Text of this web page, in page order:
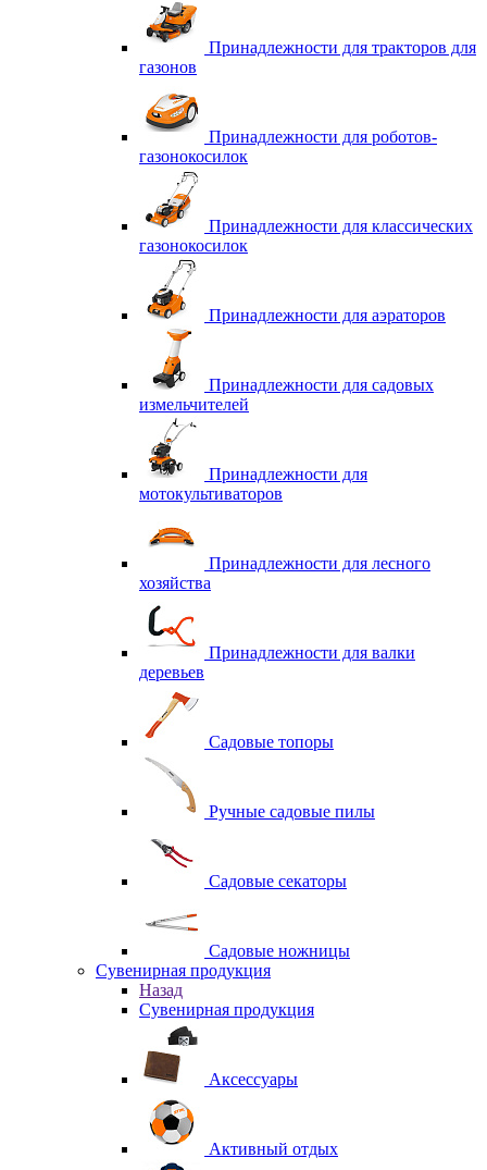
Принадлежности для тракторов для
газонов
Принадлежности для роботов-
газонокосилок
Принадлежности для классических
газонокосилок
Принадлежности для аэраторов
Принадлежности для садовых
измельчителей
Принадлежности для
мотокультиваторов
Принадлежности для лесного
хозяйства
Принадлежности для валки
деревьев
Садовые топоры
Ручные садовые пилы
Садовые секаторы
Садовые ножницы
Сувенирная продукция
Назад
Сувенирная продукция
Аксессуары
Активный отдых